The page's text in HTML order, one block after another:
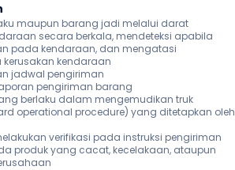
maupun barang jadi melalui darat
secara berkala, mendeteksi apabila
pada kendaraan, dan mengatasi
kendaraan
jadwal pengiriman
pengiriman barang
berlaku dalam mengemudikan truk
operational procedure) yang ditetapkan oleh
verifikasi pada instruksi pengiriman
produk yang cacat, kecelakaan, ataupun